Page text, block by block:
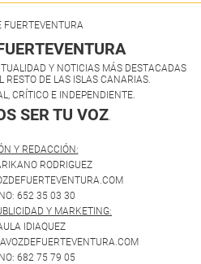
FUERTEVENTURA
Y NOTICIAS MÁS DESTACADAS
RESTO DE LAS ISLAS CANARIAS.
CRÍTICO E INDEPENDIENTE.
SER TU VOZ.
Y REDACCIÓN:
RODRIGUEZ
652 35 03 30
Y MARKETING:
IDIAQUEZ
682 75 79 05